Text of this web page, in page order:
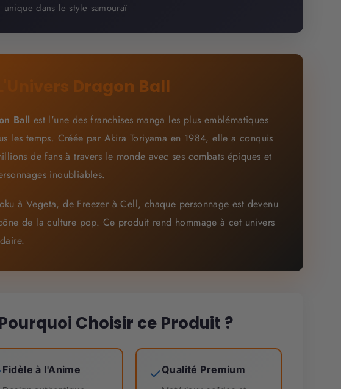
unique dans le style samouraï
L'Univers Dragon Ball
Ball est l'une des franchises manga les plus emblématiques
les temps. Créée par Akira Toriyama en 1984, elle a conquis
de fans à travers le monde avec ses combats épiques et
inoubliables.
à Vegeta, de Freezer à Cell, chaque personnage est devenu
de la culture pop. Ce produit rend hommage à cet univers
Choisir ce Produit ?
Fidèle à l'Anime ✓Qualité Premium